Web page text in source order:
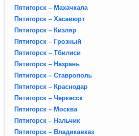
Пятигорск – Махачкала
Пятигорск – Хасавюрт
Пятигорск – Кизляр
Пятигорск – Грозный
Пятигорск – Тбилиси
Пятигорск – Назрань
Пятигорск – Ставрополь
Пятигорск – Краснодар
Пятигорск – Черкесск
Пятигорск – Москва
Пятигорск – Нальчик
Пятигорск – Владикавказ